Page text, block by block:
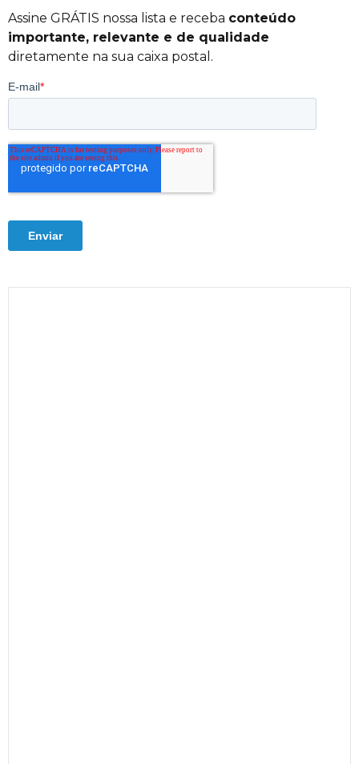
Assine GRÁTIS nossa lista e receba conteúdo
importante, relevante e de qualidade
diretamente na sua caixa postal.